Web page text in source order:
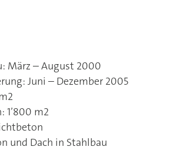
März – August 2000
Juni – Dezember 2005
1’800 m2
und Dach in Stahlbau